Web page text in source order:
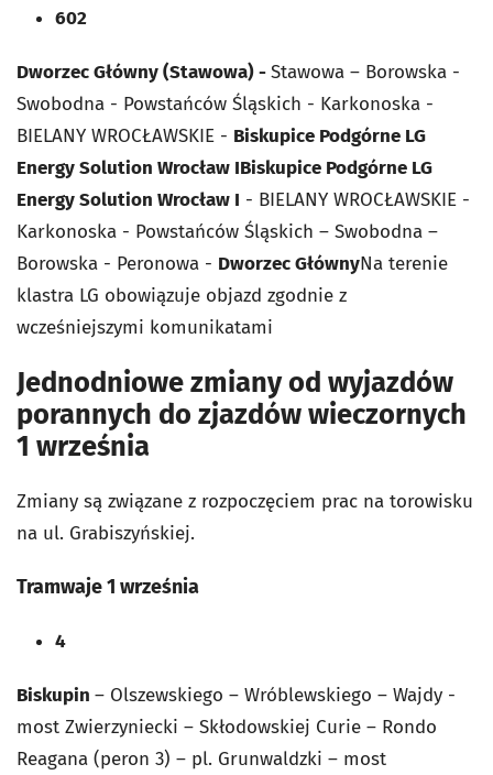
602
Dworzec Główny (Stawowa) -Stawowa – Borowska -
Swobodna - Powstańców Śląskich - Karkonoska -
BIELANY WROCŁAWSKIE - Biskupice Podgórne LG
Energy Solution Wrocław IBiskupice Podgórne LG
Energy Solution Wrocław I - BIELANY WROCŁAWSKIE -
Karkonoska - Powstańców Śląskich – Swobodna –
Borowska - Peronowa - Dworzec GłównyNa terenie
klastra LG obowiązuje objazd zgodnie z
wcześniejszymi komunikatami
Jednodniowe zmiany od wyjazdów
porannych do zjazdów wieczornych
1 września
Zmiany są związane z rozpoczęciem prac na torowisku
na ul. Grabiszyńskiej.
Tramwaje 1 września
4
Biskupin – Olszewskiego – Wróblewskiego – Wajdy -
most Zwierzyniecki – Skłodowskiej Curie – Rondo
Reagana (peron 3) – pl. Grunwaldzki – most